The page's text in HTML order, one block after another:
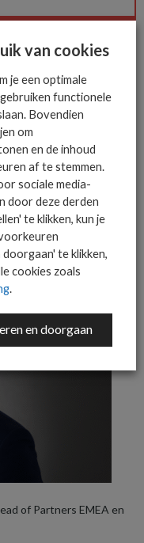
in jouw
of Partners EMEA en
van cookies
je een optimale
functionele
Bovendien
om
en de inhoud
af te stemmen.
sociale media-
door deze derden
te klikken, kun je
te klikken,
cookies zoals
.
en doorgaan